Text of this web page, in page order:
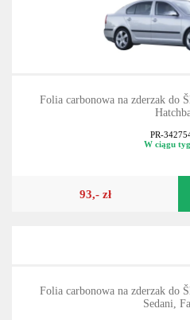
Folia carbonowa na zderzak do
PR-
W ciągu
93,- zł
Folia carbonowa na zderzak do
Sedani,